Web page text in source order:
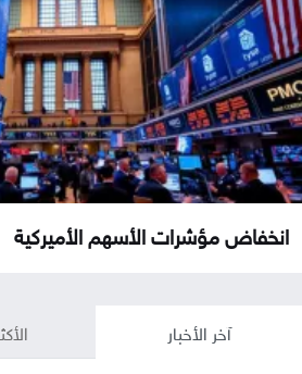
انخفاض مؤشرات الأسهم الأميركية
آخر الأخبار